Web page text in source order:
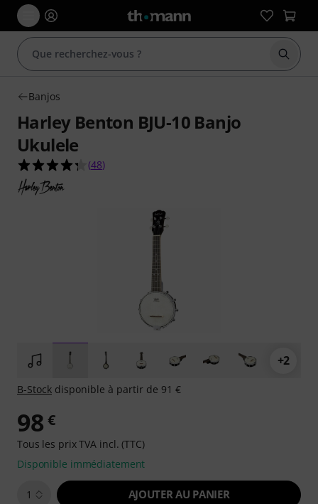
Banjos
Harley Benton BJU-10 Banjo
Ukulele
4.3 étoiles sur 5 d'après 48 évaluations clients
(48)
+2
B-Stock disponible à partir de 91 €
98 €
Tous les prix TVA incl. (TTC)
Disponible immédiatement
1 AJOUTER AU PANIER